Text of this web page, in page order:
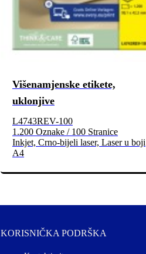
Višenamjenske etikete,
uklonjive
L4743REV-100
1.200 Oznake / 100 Stranice
Inkjet, Crno-bijeli laser, Laser u boji
A4
KORISNIČKA PODRŠKA